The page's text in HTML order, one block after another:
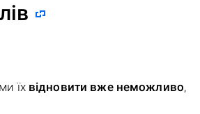
їх відновити вже неможливо,